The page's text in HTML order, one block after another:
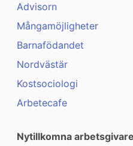
Advisorn
Mångamöjligheter
Barnafödandet
Nordvästär
Kostsociologi
Arbetecafe
Nytillkomna arbetsgivare